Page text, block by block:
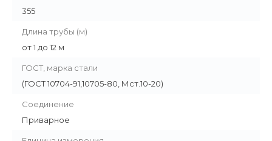
355
Длина трубы (м)
от 1 до 12 м
ГОСТ, марка стали
(ГОСТ 10704-91,10705-80, Мст.10-20)
Соединение
Приварное